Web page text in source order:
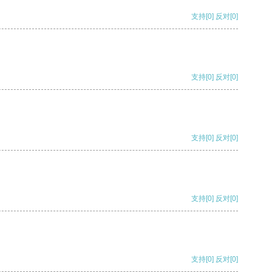
支持[0] 反对[0]
支持[0] 反对[0]
支持[0] 反对[0]
支持[0] 反对[0]
支持[0] 反对[0]